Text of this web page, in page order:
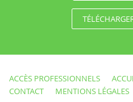
ACCÈS PROFESSIONNELS
CONTACT
MENTIONS LÉGALES